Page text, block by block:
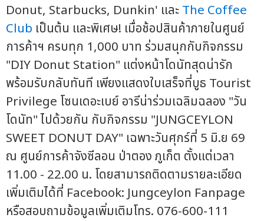
Donut, Starbucks, Dunkin' และThe Coffee
Club เป็นต้น และพิเศษ! เมื่อช้อปสินค้าภายในศูนย์
การค้าฯ ครบทุก 1,000 บาท ร่วมสนุกกับกิจกรรม
"DIY Donut Station" แต่งหน้าโดนัทสุดน่ารัก
พร้อมรับกลับทันที เพียงแสดงใบเสร็จที่บูธ Tourist
Privilege โซนเดอะเบย์ อารีน่าร่วมเฉลิมฉลอง "วัน
โดนัท" ไปด้วยกัน กับกิจกรรม "JUNGCEYLON
SWEET DONUT DAY" เฉพาะวันศุกร์ที่ 5 มิ.ย 69
ณ ศูนย์การค้าจังซีลอน ป่าตอง ภูเก็ต ตั้งแต่เวลา
11.00 - 22.00 น. โดยสามารถติดตามรายละเอียด
เพิ่มเติมได้ที่ Facebook: Jungceylon Fanpage
หรือสอบถามข้อมูลเพิ่มเติมโทร. 076-600-111